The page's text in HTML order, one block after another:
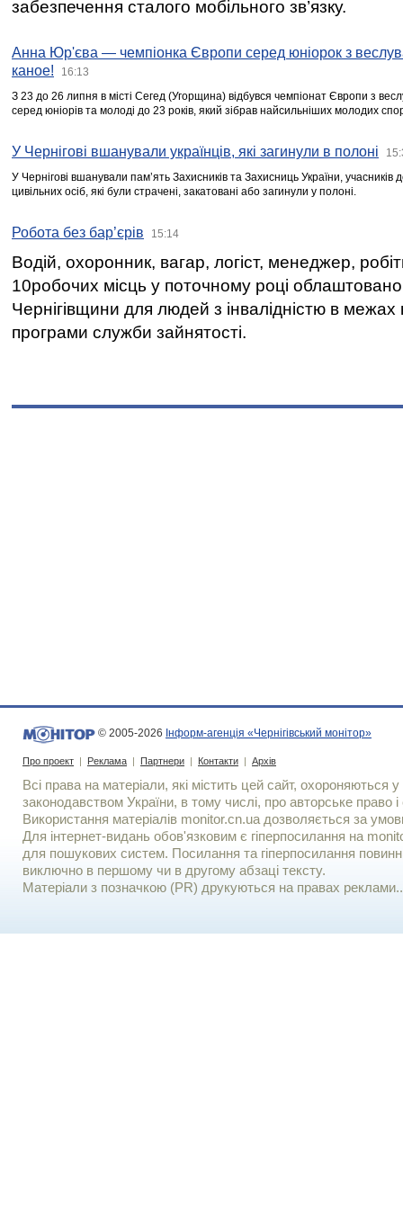
забезпечення сталого мобільного зв’язку.
Анна Юр'єва — чемпіонка Європи серед юніорок з
каное!
16:13
З 23 до 26 липня в місті Сегед (Угорщина) відбувся чемпіонат Європи з
серед юніорів та молоді до 23 років, який зібрав найсильніших молодих
У Чернігові вшанували українців, які загинули в полоні
У Чернігові вшанували пам’ять Захисників та Захисниць України,
цивільних осіб, які були страчені, закатовані або загинули у полоні.
Робота без бар’єрів 15:14
Водій, охоронник, вагар, логіст, менеджер,
10робочих місць у поточному році
Чернігівщини для людей з інвалідністю в межах
програми служби зайнятості.
© 2005-2026 Інформ-агенція «Чернігівський монітор»
Про проект | Реклама | Партнери | Контакти | Архів
Всі права на матеріали, які містить цей сайт, охороняються у
законодавством України, в тому числі, про авторське право і
Використання матерiалiв monitor.cn.ua дозволяється за
Для iнтернет-видань обов'язковим є гiперпосилання на
для пошукових систем. Посилання та гіперпосилання
виключно в першому чи в другому абзаці тексту.
Матеріали з позначкою (PR) друкуються на правах реклами..